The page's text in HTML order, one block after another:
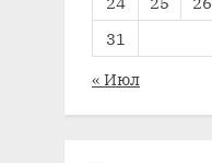
31
« Июл